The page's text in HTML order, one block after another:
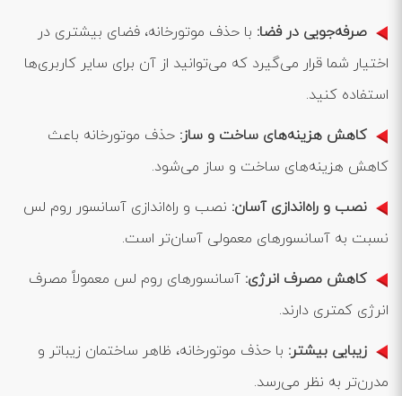
صرفه‌جویی در فضا: با حذف موتورخانه، فضای بیشتری در
اختیار شما قرار می‌گیرد که می‌توانید از آن برای سایر کاربری‌ها
استفاده کنید.
کاهش هزینه‌های ساخت و ساز: حذف موتورخانه باعث
کاهش هزینه‌های ساخت و ساز می‌شود.
نصب و راه‌اندازی آسان: نصب و راه‌اندازی آسانسور روم لس
نسبت به آسانسورهای معمولی آسان‌تر است.
کاهش مصرف انرژی: آسانسورهای روم لس معمولاً مصرف
انرژی کمتری دارند.
زیبایی بیشتر: با حذف موتورخانه، ظاهر ساختمان زیباتر و
مدرن‌تر به نظر می‌رسد.